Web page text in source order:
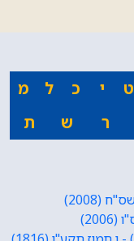
ט י כ ל
מ
ר ש ת